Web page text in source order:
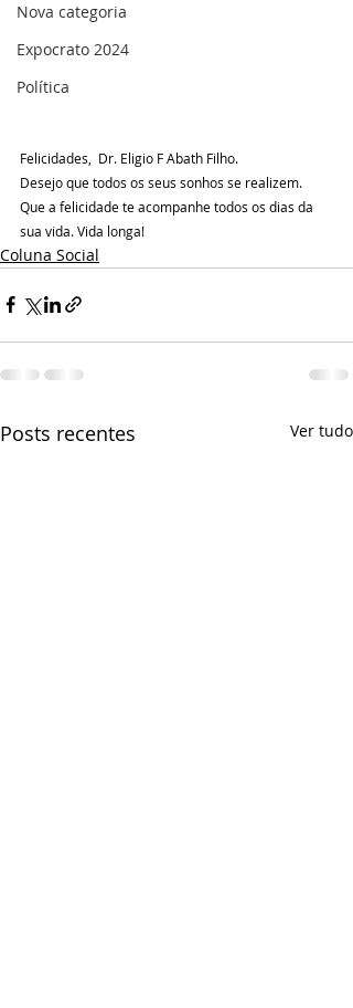
Nova categoria
Expocrato 2024
Política
Felicidades,  Dr. Eligio F Abath Filho.
Desejo que todos os seus sonhos se realizem.
Que a felicidade te acompanhe todos os dias da
sua vida. Vida longa!
Coluna Social
Posts recentes Ver tudo